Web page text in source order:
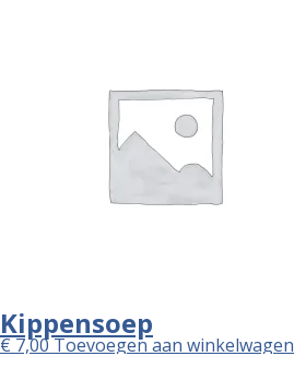
Kippensoep
€7,00Toevoegen aan winkelwagen